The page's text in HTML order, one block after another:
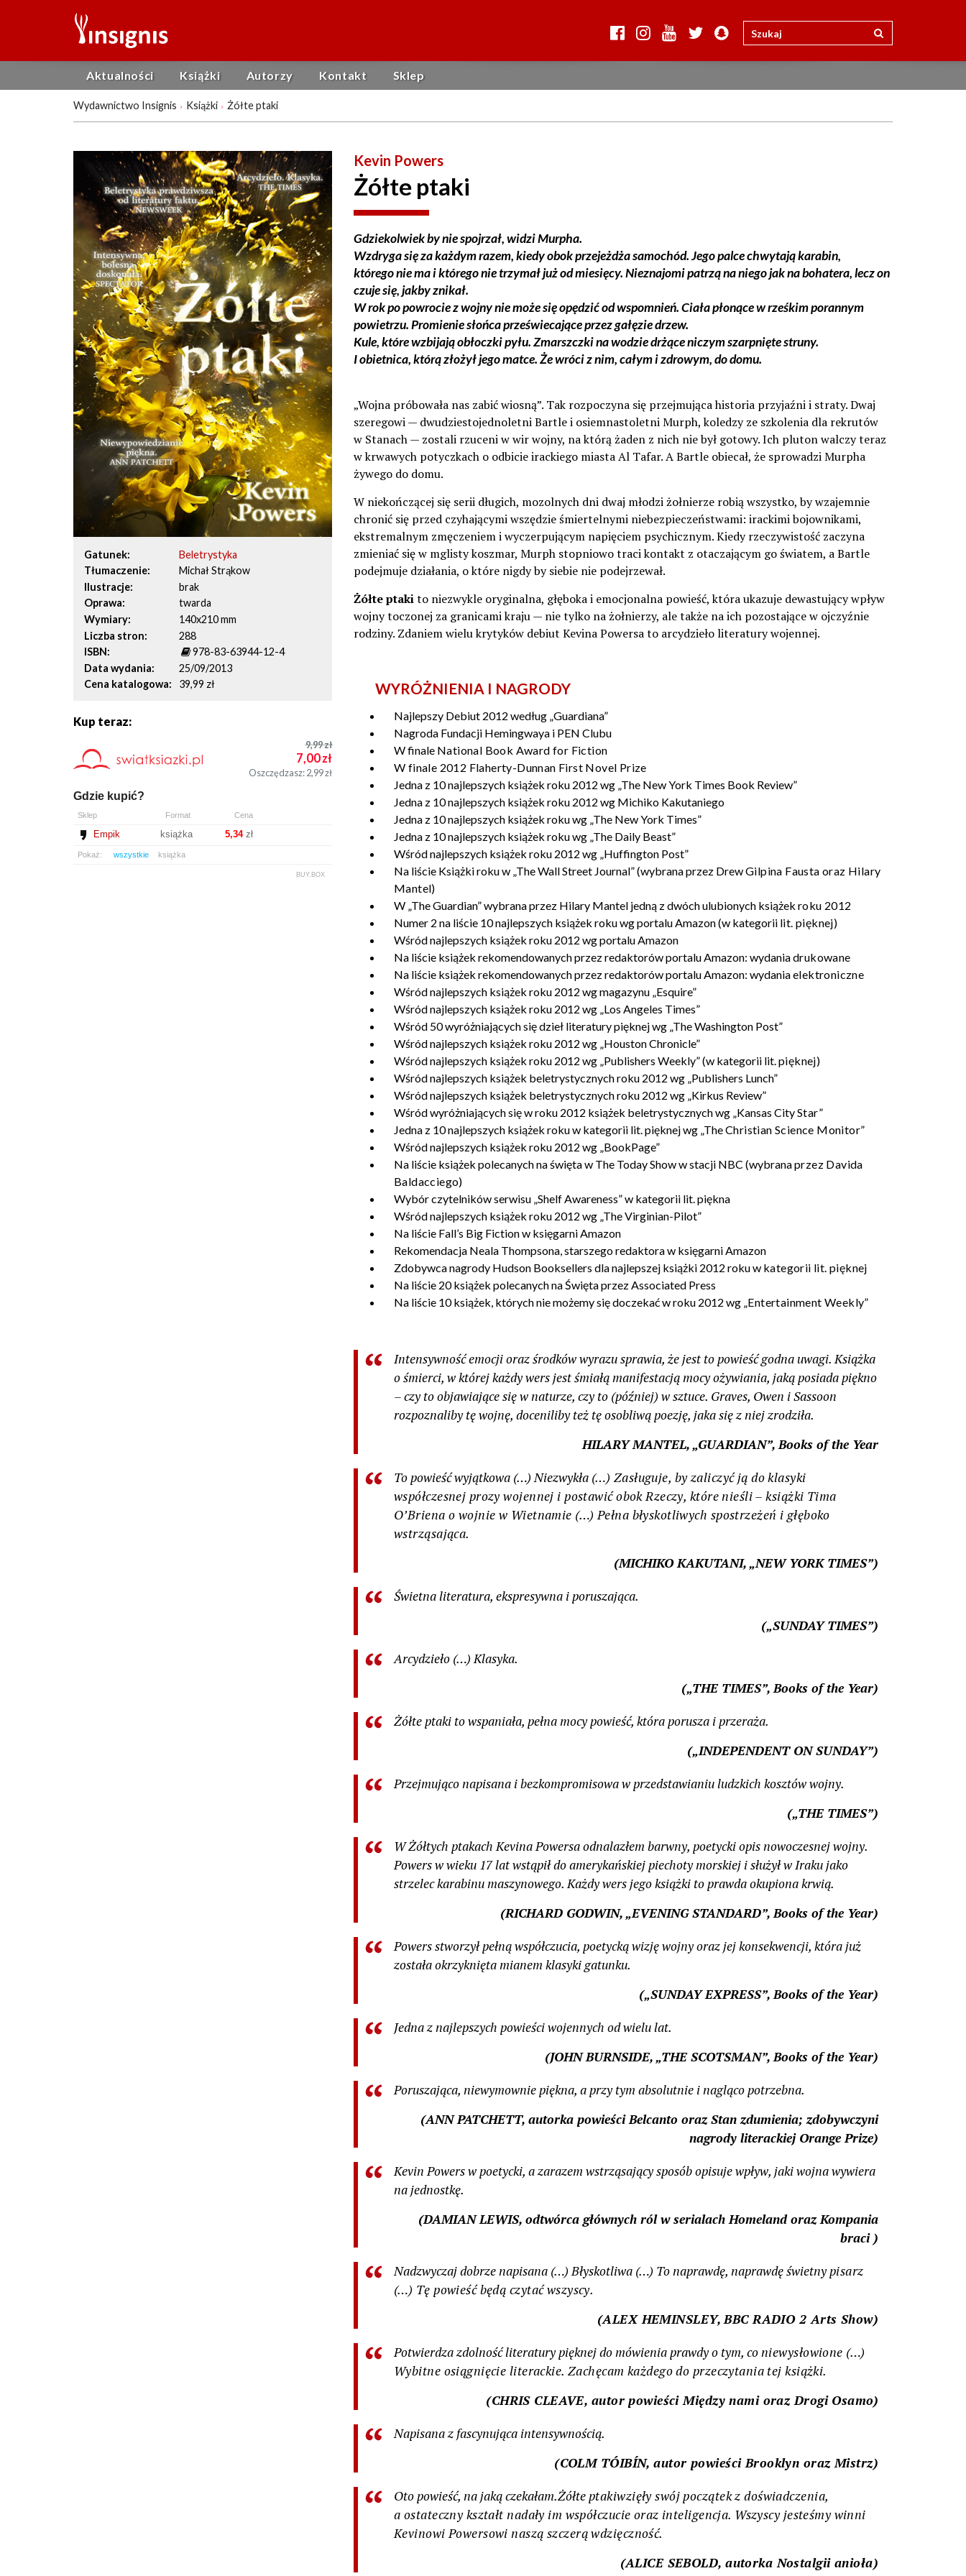
Aktualności Książki Autorzy Kontakt Sklep
Wydawnictwo Insignis Książki Żółte ptaki
Gatunek
Beletrystyka
Tłumaczenie
Michał Strąkow
Ilustracje
brak
Oprawa
twarda
Wymiary
140x210 mm
Liczba stron
288
ISBN
978-83-63944-12-4
Data wydania
25/09/2013
Cena katalogowa
39,99 zł
Kup teraz:
9,99zł
7,00zł
Oszczędzasz: 2,99zł
Gdzie kupić?
Sklep Format Cena
Empik książka 5,34zł
Pokaż: wszystkie książka
BUY.BOX
Kevin Powers
Żółte ptaki
Gdziekolwiek by nie spojrzał, widzi Murpha.
Wzdryga się za każdym razem, kiedy obok przejeżdża samochód. Jego palce chwytają karabin,
którego nie ma i którego nie trzymał już od miesięcy. Nieznajomi patrzą na niego jak na bohatera, lecz on
czuje się, jakby znikał.
W rok po powrocie z wojny nie może się opędzić od wspomnień. Ciała płonące w rześkim porannym
powietrzu. Promienie słońca przeświecające przez gałęzie drzew.
Kule, które wzbijają obłoczki pyłu. Zmarszczki na wodzie drżące niczym szarpnięte struny.
I obietnica, którą złożył jego matce. Że wróci z nim, całym i zdrowym, do domu.
„Wojna próbowała nas zabić wiosną”. Tak rozpoczyna się przejmująca historia przyjaźni i straty. Dwaj
szeregowi — dwudziestojednoletni Bartle i osiemnastoletni Murph, koledzy ze szkolenia dla rekrutów
w Stanach — zostali rzuceni w wir wojny, na którą żaden z nich nie był gotowy. Ich pluton walczy teraz
w krwawych potyczkach o odbicie irackiego miasta Al Tafar. A Bartle obiecał, że sprowadzi Murpha
żywego do domu.
W niekończącej się serii długich, mozolnych dni dwaj młodzi żołnierze robią wszystko, by wzajemnie
chronić się przed czyhającymi wszędzie śmiertelnymi niebezpieczeństwami: irackimi bojownikami,
ekstremalnym zmęczeniem i wyczerpującym napięciem psychicznym. Kiedy rzeczywistość zaczyna
zmieniać się w mglisty koszmar, Murph stopniowo traci kontakt z otaczającym go światem, a Bartle
podejmuje działania, o które nigdy by siebie nie podejrzewał.
Żółte ptakito niezwykle oryginalna, głęboka i emocjonalna powieść, która ukazuje dewastujący wpływ
wojny toczonej za granicami kraju — nie tylko na żołnierzy, ale także na ich pozostające w ojczyźnie
rodziny. Zdaniem wielu krytyków debiut Kevina Powersa to arcydzieło literatury wojennej.
WYRÓŻNIENIA I NAGRODY
Najlepszy Debiut 2012 według „Guardiana”
Nagroda Fundacji Hemingwaya i PEN Clubu
W finale National Book Award for Fiction
W finale 2012 Flaherty-Dunnan First Novel Prize
Jedna z 10 najlepszych książek roku 2012 wg „The New York Times Book Review”
Jedna z 10 najlepszych książek roku 2012 wg Michiko Kakutaniego
Jedna z 10 najlepszych książek roku wg „The New York Times”
Jedna z 10 najlepszych książek roku wg „The Daily Beast”
Wśród najlepszych książek roku 2012 wg „Huffington Post”
Na liście Książki roku w „The Wall Street Journal” (wybrana przez DrewGilpina Fausta oraz Hilary
Mantel)
W „The Guardian” wybrana przez Hilary Mantel jedną z dwóch ulubionych książek roku 2012
Numer 2 na liście 10 najlepszych książek roku wg portalu Amazon (w kategorii lit. pięknej)
Wśród najlepszych książek roku 2012 wg portalu Amazon
Na liście książek rekomendowanych przez redaktorów portalu Amazon: wydaniadrukowane
Na liście książek rekomendowanych przez redaktorów portalu Amazon: wydaniaelektroniczne
Wśród najlepszych książek roku 2012 wg magazynu „Esquire”
Wśród najlepszych książek roku 2012 wg „Los Angeles Times”
Wśród 50 wyróżniających się dzieł literatury pięknej wg „The Washington Post”
Wśród najlepszych książek roku 2012 wg „Houston Chronicle”
Wśród najlepszych książek roku 2012 wg „Publishers Weekly” (w kategorii lit.pięknej)
Wśród najlepszych książek beletrystycznych roku 2012 wg „Publishers Lunch”
Wśród najlepszych książek beletrystycznych roku 2012 wg „Kirkus Review”
Wśród wyróżniających się w roku 2012 książek beletrystycznych wg „Kansas CityStar”
Jedna z 10 najlepszych książek roku w kategorii lit. pięknej wg „TheChristian Science Monitor”
Wśród najlepszych książek roku 2012 wg „BookPage”
Na liście książek polecanych na święta w The Today Show w stacji NBC (wybranaprzez Davida
Baldacciego)
Wybór czytelników serwisu „Shelf Awareness” w kategorii lit. piękna
Wśród najlepszych książek roku 2012 wg „The Virginian-Pilot”
Na liście Fall’s Big Fiction w księgarni Amazon
Rekomendacja Neala Thompsona, starszego redaktora w księgarni Amazon
Zdobywca nagrody Hudson Booksellers dla najlepszej książki 2012 roku w kategorii lit. pięknej
Na liście 20 książek polecanych na Święta przez Associated Press
Na liście 10 książek, których nie możemy się doczekać w roku 2012 wg „Entertainment Weekly”
Intensywność emocji oraz środków wyrazu sprawia, że jest to powieść godna uwagi. Książka
o śmierci, w której każdy wers jest śmiałą manifestacją mocy ożywiania, jaką posiada piękno
– czy to objawiające się w naturze, czy to (później) w sztuce. Graves, Owen i Sassoon
rozpoznaliby tę wojnę, doceniliby też tę osobliwą poezję, jaka się z niej zrodziła.
HILARY MANTEL, „GUARDIAN”, Books of the Year
To powieść wyjątkowa (…) Niezwykła (…) Zasługuje, by zaliczyć ją do klasyki
współczesnej prozy wojennej i postawićobok Rzeczy, które nieśli – książki Tima
O’Briena o wojnie w Wietnamie (…)Pełna błyskotliwych spostrzeżeń i głęboko
wstrząsająca.
(MICHIKO KAKUTANI, „NEW YORK TIMES”)
Świetna literatura, ekspresywna i poruszająca.
(„SUNDAY TIMES”)
Arcydzieło (…) Klasyka.
(„THE TIMES”, Books of the Year)
Żółte ptaki to wspaniała, pełna mocy powieść, która porusza i przeraża.
(„INDEPENDENT ON SUNDAY”)
Przejmująco napisana i bezkompromisowa w przedstawianiu ludzkich kosztów wojny.
(„THE TIMES”)
W Żółtych ptakach Kevina Powersa odnalazłem barwny, poetycki opis nowoczesnej wojny.
Powers w wieku 17 lat wstąpił do amerykańskiej piechoty morskiej i służył w Iraku jako
strzelec karabinu maszynowego. Każdy wers jego książki to prawda okupiona krwią.
(RICHARD GODWIN, „EVENING STANDARD”, Books of the Year)
Powers stworzył pełną współczucia, poetycką wizję wojny oraz jej konsekwencji, która już
została okrzyknięta mianem klasyki gatunku.
(„SUNDAY EXPRESS”, Books of the Year)
Jedna z najlepszych powieści wojennych od wielu lat.
(JOHN BURNSIDE, „THE SCOTSMAN”, Books of the Year)
Poruszająca, niewymownie piękna, a przy tym absolutnie i nagląco potrzebna.
(ANN PATCHETT, autorka powieści Belcanto oraz Stan zdumienia; zdobywczyni
nagrody literackiej Orange Prize)
Kevin Powers w poetycki, a zarazem wstrząsający sposób opisuje wpływ, jaki wojna wywiera
na jednostkę.
(DAMIAN LEWIS, odtwórca głównych ról w serialach Homeland oraz Kompania
braci )
Nadzwyczaj dobrze napisana (…) Błyskotliwa (…) To naprawdę, naprawdę świetnypisarz
(…) Tę powieść będą czytać wszyscy.
(ALEX HEMINSLEY, BBC RADIO 2 Arts Show)
Potwierdza zdolność literatury pięknej do mówienia prawdy o tym, coniewysłowione (…)
Wybitne osiągnięcie literackie. Zachęcam każdego do przeczytania tej książki.
(CHRIS CLEAVE, autor powieści Między nami oraz Drogi Osamo)
Napisana z fascynująca intensywnością.
(COLM TÓIBÍN, autor powieści Brooklyn oraz Mistrz)
Oto powieść, na jaką czekałam.Żółteptakiwzięły swój początek zdoświadczenia,
a ostateczny kształt nadały im współczucie oraz inteligencja. Wszyscy jesteśmy winni
Kevinowi Powersowi naszą szczerą wdzięczność.
(ALICE SEBOLD, autorka Nostalgii anioła)